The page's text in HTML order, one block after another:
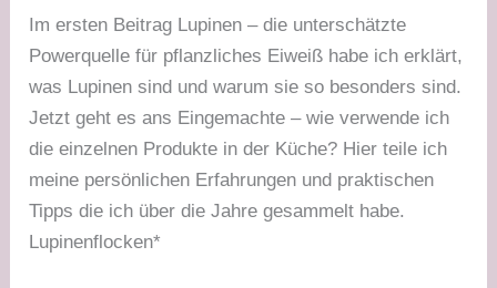
Im ersten Beitrag Lupinen – die unterschätzte
Powerquelle für pflanzliches Eiweiß habe ich erklärt,
was Lupinen sind und warum sie so besonders sind.
Jetzt geht es ans Eingemachte – wie verwende ich
die einzelnen Produkte in der Küche? Hier teile ich
meine persönlichen Erfahrungen und praktischen
Tipps die ich über die Jahre gesammelt habe.
Lupinenflocken*